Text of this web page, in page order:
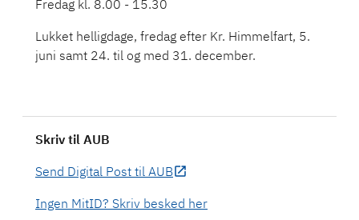
Fredag kl. 8.00 - 15.30
Lukket helligdage, fredag efter Kr. Himmelfart, 5.
juni samt 24. til og med 31. december.
Skriv til AUB
Send Digital Post til AUB
Ingen MitID? Skriv besked her